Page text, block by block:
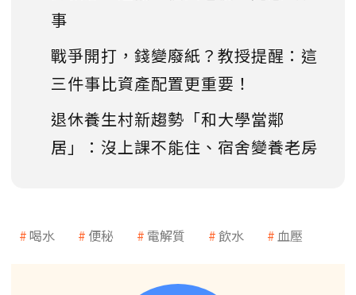
事
戰爭開打，錢變廢紙？教授提醒：這
三件事比資產配置更重要！
退休養生村新趨勢「和大學當鄰
居」：沒上課不能住、宿舍變養老房
喝水 便秘 電解質 飲水 血壓